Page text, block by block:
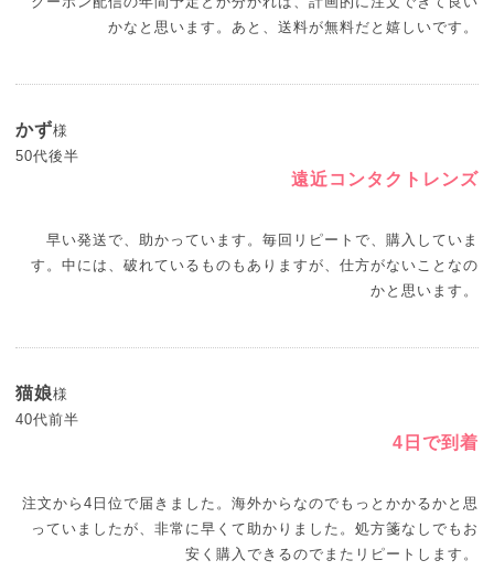
かなと思います。あと、送料が無料だと嬉しいです。
かず様
50代後半
遠近コンタクトレンズ
早い発送で、助かっています。毎回リピートで、購入していま
す。中には、破れているものもありますが、仕方がないことなの
かと思います。
猫娘様
40代前半
4日で到着
注文から4日位で届きました。海外からなのでもっとかかるかと思
っていましたが、非常に早くて助かりました。処方箋なしでもお
安く購入できるのでまたリピートします。